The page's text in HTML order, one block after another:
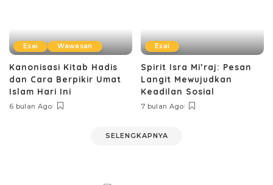
Esai Wawasan
Kanonisasi Kitab Hadis
dan Cara Berpikir Umat
Islam Hari Ini
6 bulan Ago
Esai
Spirit Isra Mi’raj: Pesan
Langit Mewujudkan
Keadilan Sosial
7 bulan Ago
SELENGKAPNYA